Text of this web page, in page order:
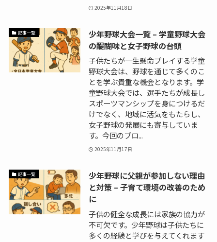
2025年11月18日
記事一覧
少年野球大会一覧 – 学童野球大会
の醍醐味と女子野球の台頭
子供たちが一生懸命プレイする学童
野球大会は、野球を通じて多くのこ
とを学ぶ貴重な機会となります。学
童野球大会では、選手たちが成長し
スポーツマンシップを身につけるだ
けでなく、地域に活気をもたらし、
女子野球の発展にも寄与していま
す。今回のブロ...
2025年11月17日
記事一覧
少年野球に父親が参加しない理由
と対策 – 子育て環境の改善のため
に
子供の健全な成長には家族の協力が
不可欠です。少年野球は子供たちに
多くの経験と学びを与えてくれます